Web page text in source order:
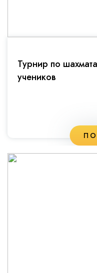
Турнир по
учеников